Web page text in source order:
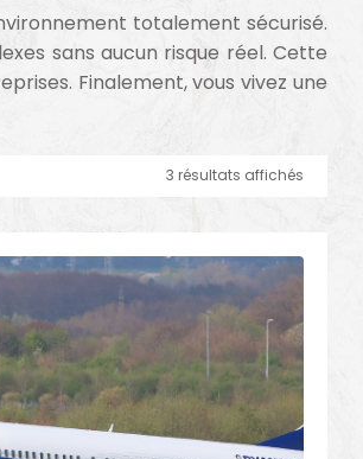
totalement sécurisé.
sans aucun risque réel. Cette
Finalement, vous vivez une
3 résultats affichés